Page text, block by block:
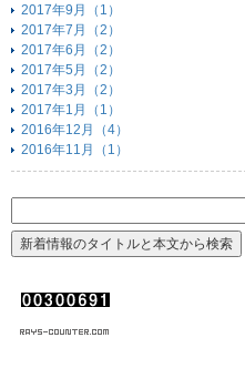
2017年9月（1）
2017年7月（2）
2017年6月（2）
2017年5月（2）
2017年3月（2）
2017年1月（1）
2016年12月（4）
2016年11月（1）